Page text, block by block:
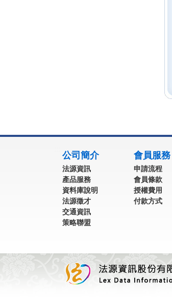
公司簡介
法源資訊
產品服務
資料庫說明
法源徵才
交通資訊
策略聯盟
會員服務
申請流程
會員條款
授權費用
付款方式